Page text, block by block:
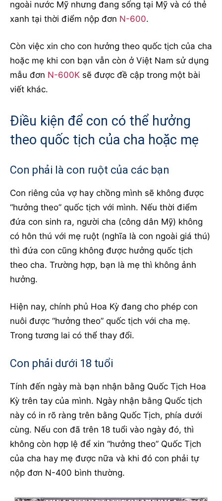
ngoài nước Mỹ nhưng đang sống tại Mỹ và có thẻ
xanh tại thời điểm nộp đơn N-600.
Còn việc xin cho con hưởng theo quốc tịch của cha
hoặc mẹ khi con bạn vẫn còn ở Việt Nam sử dụng
mẫu đơn N-600K sẽ được đề cập trong một bài
viết khác.
Điều kiện để con có thể hưởng
theo quốc tịch của cha hoặc mẹ
Con phải là con ruột của các bạn
Con riêng của vợ hay chồng mình sẽ không được
“hưởng theo” quốc tịch với mình. Nếu thời điểm
đứa con sinh ra, người cha (công dân Mỹ) không
có hôn thú với mẹ ruột (nghĩa là con ngoài giá thú)
thì đứa con cũng không được hưởng quốc tịch
theo cha. Trường hợp, bạn là mẹ thì không ảnh
hưởng.
Hiện nay, chính phủ Hoa Kỳ đang cho phép con
nuôi được “hưởng theo” quốc tịch với cha mẹ.
Trong tương lai có thể thay đổi.
Con phải dưới 18 tuổi
Tính đến ngày mà bạn nhận bằng Quốc Tịch Hoa
Kỳ trên tay của mình. Ngày nhận bằng Quốc tịch
này có in rõ ràng trên bằng Quốc Tịch, phía dưới
cùng. Nếu con đã trên 18 tuổi vào ngày đó, thì
không còn hợp lệ để xin “hưởng theo” Quốc Tịch
của cha hay mẹ được nữa và khi đó con phải tự
nộp đơn N-400 bình thường.